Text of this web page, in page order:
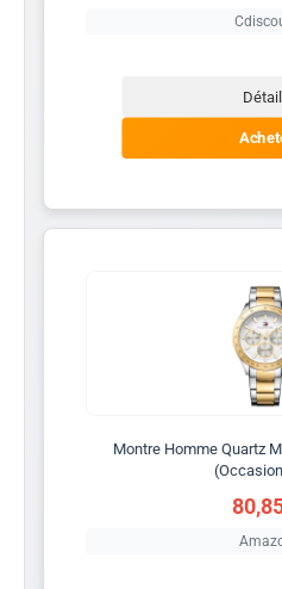
Montre Homme Quartz